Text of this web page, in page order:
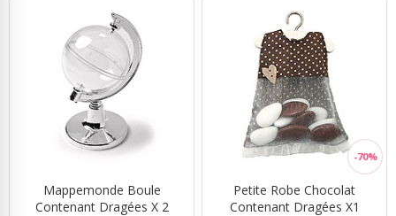
Mappemonde Boule
Contenant Dragées X 2
Petite Robe Chocolat
Contenant Dragées X1